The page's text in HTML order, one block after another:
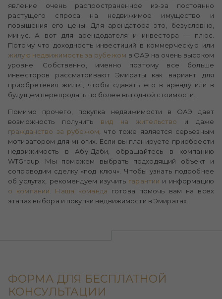
явление очень распространенное из-за постоянно
растущего спроса на недвижимое имущество и
повышения его цены. Для арендатора это, безусловно,
минус. А вот для арендодателя и инвестора — плюс.
Потому что доходность инвестиций в коммерческую или
жилую недвижимость за рубежом в ОАЭ на очень высоком
уровне. Собственно, именно поэтому все больше
инвесторов рассматривают Эмираты как вариант для
приобретения жилья, чтобы сдавать его в аренду или в
будущем перепродать по более выгодной стоимости.
Помимо прочего, покупка недвижимости в ОАЭ дает
возможность получить вид на жительство и даже
гражданство за рубежом , что тоже является серьезным
мотиватором для многих. Если вы планируете приобрести
недвижимость в Абу-Даби, обращайтесь в компанию
WTGroup. Мы поможем выбрать подходящий объект и
сопроводим сделку «под ключ». Чтобы узнать подробнее
об услугах, рекомендуем изучить гарантии и информацию
о компании
Наша команда готова помочь вам на всех
этапах выбора и покупки недвижимости в Эмиратах.
ФОРМА ДЛЯ БЕСПЛАТНОЙ
КОНСУЛЬТАЦИИ